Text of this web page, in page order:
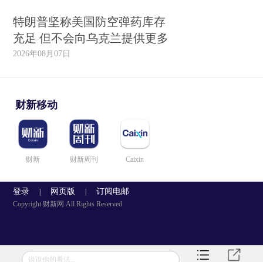
特朗普坚称美国防空弹药库存
充足 但不会向乌克兰提供更多
2026年08月07日
财新移动
财新 财新周刊 Caixin
登录 | 网页版 | 订阅电邮
Copyright 财新网 All Rights Reserved
说说你的看法...